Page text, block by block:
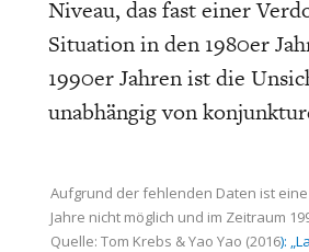
Niveau, das fast einer
Situation in den 1980er
1990er Jahren ist die
unabhängig von
Aufgrund der fehlenden Daten ist
Jahre nicht möglich und im Zeitraum
Quelle: Tom Krebs & Yao Yao (2016):